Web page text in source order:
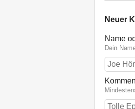
Neuer
Name
Dein